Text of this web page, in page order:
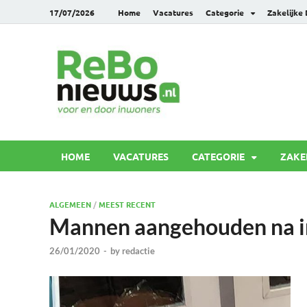
17/07/2026 Home Vacatures Categorie Zakelijke
HOME VACATURES CATEGORIE
ALGEMEEN /MEEST RECENT
Mannen aangehouden
26/01/2020 - by redactie